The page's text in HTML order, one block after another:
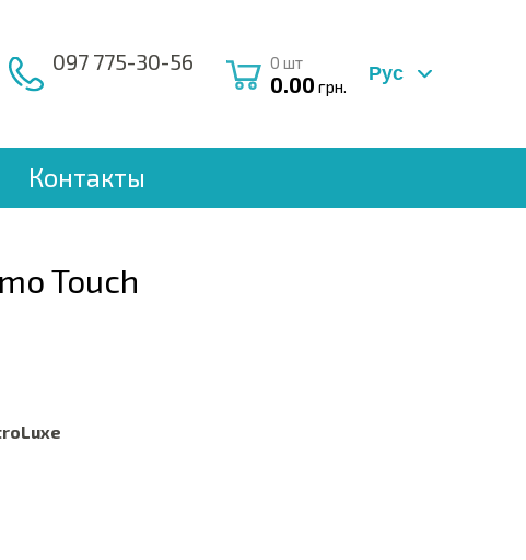
097 775-30-56 0 шт
0.00 грн.
Рус
Контакты
Touch